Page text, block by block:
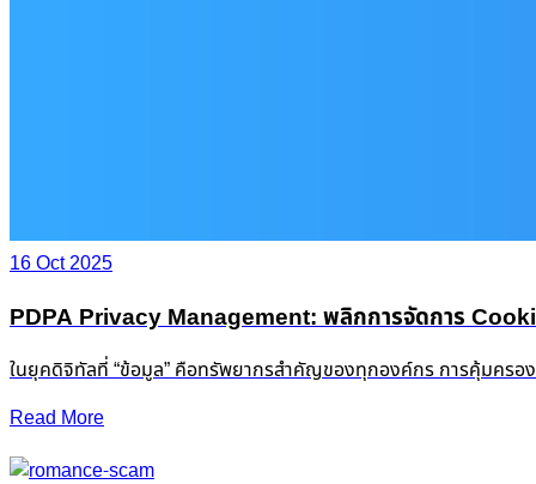
16 Oct 2025
PDPA Privacy Management: พลิกการจัดการ
ในยุคดิจิทัลที่ “ข้อมูล” คือทรัพยากรสำคัญของทุกองค์กร การคุ้มครอ
Read More